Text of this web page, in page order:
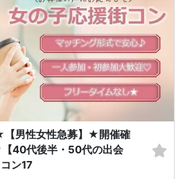
める理想の人数を作り上げました！
換してもOK！
方と交換して1対1でお話をしていただきま
順番に移動していきます。
で時間変動あり）です！
ゆっくりトークを楽しんでください♪
の共通点などをみつけてみてはいかがでしょ
男性女性急募】★開催確
40代後半・50代の出会
ン17